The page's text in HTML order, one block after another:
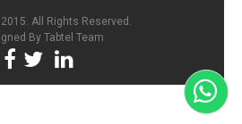
All Rights Reserved.
By Tabtel Team